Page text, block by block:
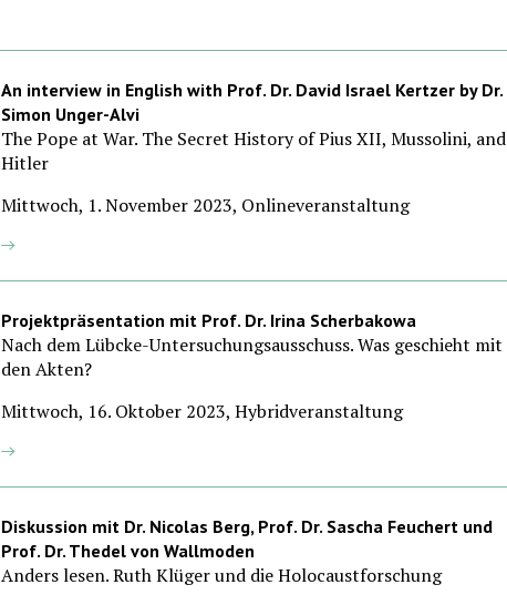
An interview in English with Prof. Dr. David Israel Kertzer by Dr.
Simon Unger-Alvi
The Pope at War. The Secret History of Pius XII, Mussolini, and
Hitler
Mittwoch, 1. November 2023, Onlineveranstaltung
Projektpräsentation mit Prof. Dr. Irina Scherbakowa
Nach dem Lübcke-Untersuchungsausschuss. Was geschieht mit
den Akten?
Mittwoch, 16. Oktober 2023, Hybridveranstaltung
Diskussion mit Dr. Nicolas Berg, Prof. Dr. Sascha Feuchert und
Prof. Dr. Thedel von Wallmoden
Anders lesen. Ruth Klüger und die Holocaustforschung